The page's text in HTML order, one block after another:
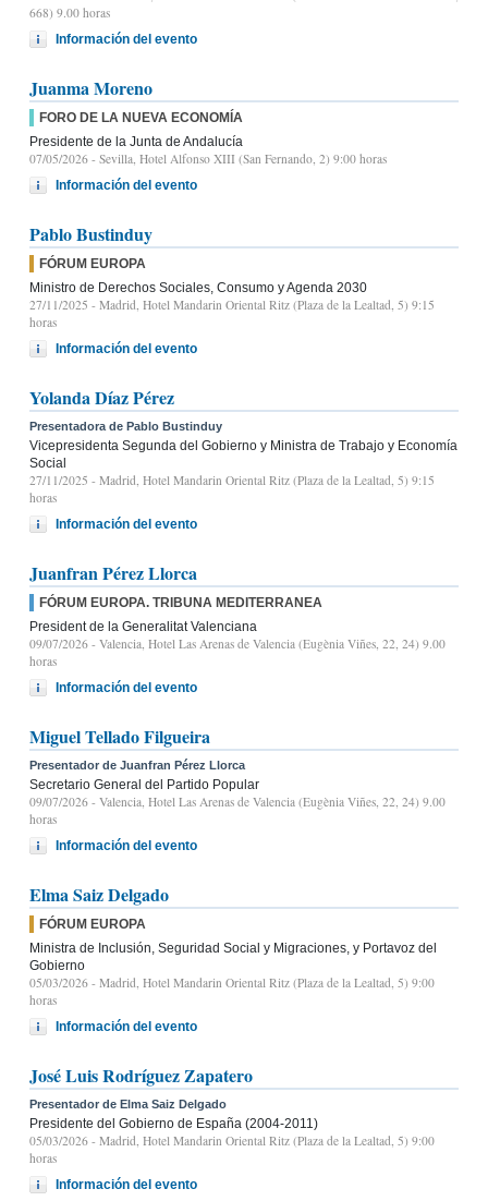
668) 9.00 horas
Información del evento
Juanma Moreno
FORO DE LA NUEVA ECONOMÍA
Presidente de la Junta de Andalucía
07/05/2026 - Sevilla, Hotel Alfonso XIII (San Fernando, 2) 9:00 horas
Información del evento
Pablo Bustinduy
FÓRUM EUROPA
Ministro de Derechos Sociales, Consumo y Agenda 2030
27/11/2025 - Madrid, Hotel Mandarin Oriental Ritz (Plaza de la Lealtad, 5) 9:15
horas
Información del evento
Yolanda Díaz Pérez
Presentadora de Pablo Bustinduy
Vicepresidenta Segunda del Gobierno y Ministra de Trabajo y Economía
Social
27/11/2025 - Madrid, Hotel Mandarin Oriental Ritz (Plaza de la Lealtad, 5) 9:15
horas
Información del evento
Juanfran Pérez Llorca
FÓRUM EUROPA. TRIBUNA MEDITERRANEA
President de la Generalitat Valenciana
09/07/2026 - Valencia, Hotel Las Arenas de Valencia (Eugènia Viñes, 22, 24) 9.00
horas
Información del evento
Miguel Tellado Filgueira
Presentador de Juanfran Pérez Llorca
Secretario General del Partido Popular
09/07/2026 - Valencia, Hotel Las Arenas de Valencia (Eugènia Viñes, 22, 24) 9.00
horas
Información del evento
Elma Saiz Delgado
FÓRUM EUROPA
Ministra de Inclusión, Seguridad Social y Migraciones, y Portavoz del
Gobierno
05/03/2026 - Madrid, Hotel Mandarin Oriental Ritz (Plaza de la Lealtad, 5) 9:00
horas
Información del evento
José Luis Rodríguez Zapatero
Presentador de Elma Saiz Delgado
Presidente del Gobierno de España (2004-2011)
05/03/2026 - Madrid, Hotel Mandarin Oriental Ritz (Plaza de la Lealtad, 5) 9:00
horas
Información del evento